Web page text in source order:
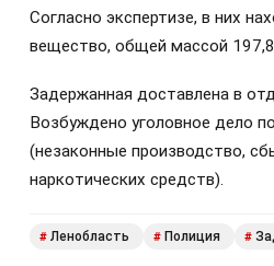
Согласно экспертизе, в них
вещество, общей массой
Задержанная доставлена в
Возбуждено уголовное дело
(незаконные производство,
наркотических средств).
# Ленобласть # Полиция #